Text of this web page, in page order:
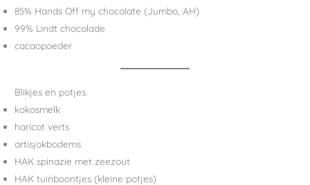
85% Hands Off my chocolate (Jumbo, AH)
99% Lindt chocolade
cacaopoeder
Blikjes en potjes
kokosmelk
haricot verts
artisjokbodems
HAK spinazie met zeezout
HAK tuinboontjes (kleine potjes)